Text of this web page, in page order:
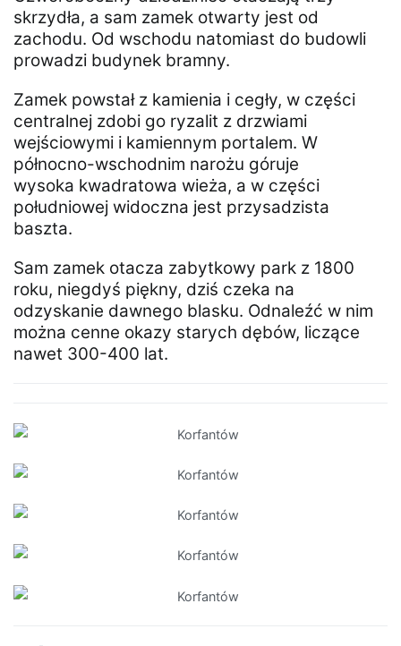
skrzydła, a sam zamek otwarty jest od
zachodu. Od wschodu natomiast do budowli
prowadzi budynek bramny.
Zamek powstał z kamienia i cegły, w części
centralnej zdobi go ryzalit z drzwiami
wejściowymi i kamiennym portalem. W
północno-wschodnim narożu góruje
wysoka kwadratowa wieża, a w części
południowej widoczna jest przysadzista
baszta.
Sam zamek otacza zabytkowy park z 1800
roku, niegdyś piękny, dziś czeka na
odzyskanie dawnego blasku. Odnaleźć w nim
można cenne okazy starych dębów, liczące
nawet 300-400 lat.